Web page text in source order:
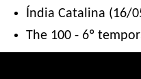
Índia Catalina (16/
The 100 - 6º